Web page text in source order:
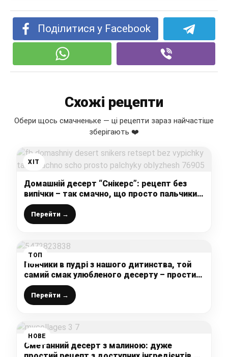
Поділитися у Facebook
Схожі рецепти
Обери щось смачненьке — ці рецепти зараз найчастіше
зберігають ❤️
ХІТ
Домашній десерт “Снікерс”: рецепт без
випічки – так смачно, що просто пальчики
оближеш
Перейти →
ТОП
Пончики в пудрі з нашого дитинства, той
самий смак улюбленого десерту – простий
і швидкий рецепт
Перейти →
НОВЕ
Сметанний десерт з малиною: дуже